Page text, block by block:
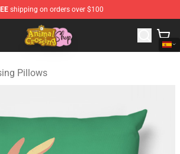
shipping on orders over $100
Shop - Official Animal Crossing
Pillows